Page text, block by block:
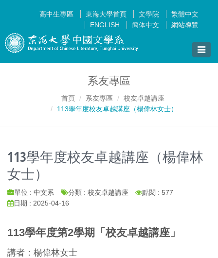
高中生專區 東海大學首頁 文學院
繁體中文
ENGLISH
簡体中文 網站導覽
Toggle
系友專區
首頁 系友專區
校友卓越講座
113學年度校友卓越講座（楊偉林女士）
113學年度校友卓越講座（楊偉林
女士）
單位 : 中文系 分類 : 校友卓越講座
點閱 : 577
日期 : 2025-04-16
113學年度第2學期「校友卓越講座」
講者：楊偉林女士